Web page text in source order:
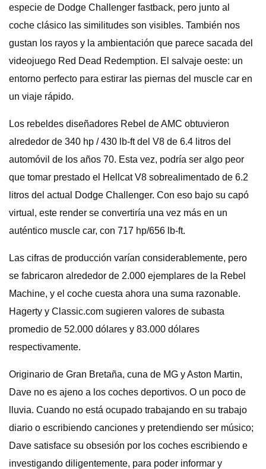
especie de Dodge Challenger fastback, pero junto al
coche clásico las similitudes son visibles. También nos
gustan los rayos y la ambientación que parece sacada del
videojuego Red Dead Redemption. El salvaje oeste: un
entorno perfecto para estirar las piernas del muscle car en
un viaje rápido.
Los rebeldes diseñadores Rebel de AMC obtuvieron
alrededor de 340 hp / 430 lb-ft del V8 de 6.4 litros del
automóvil de los años 70. Esta vez, podría ser algo peor
que tomar prestado el Hellcat V8 sobrealimentado de 6.2
litros del actual Dodge Challenger. Con eso bajo su capó
virtual, este render se convertiría una vez más en un
auténtico muscle car, con 717 hp/656 lb-ft.
Las cifras de producción varían considerablemente, pero
se fabricaron alrededor de 2.000 ejemplares de la Rebel
Machine, y el coche cuesta ahora una suma razonable.
Hagerty y Classic.com sugieren valores de subasta
promedio de 52.000 dólares y 83.000 dólares
respectivamente.
Originario de Gran Bretaña, cuna de MG y Aston Martin,
Dave no es ajeno a los coches deportivos. O un poco de
lluvia. Cuando no está ocupado trabajando en su trabajo
diario o escribiendo canciones y pretendiendo ser músico;
Dave satisface su obsesión por los coches escribiendo e
investigando diligentemente, para poder informar y